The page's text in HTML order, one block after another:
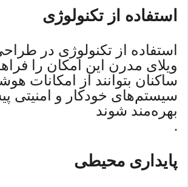
استفاده از تکنولوژی
استفاده از تکنولوژی در
ویلای مدرن این امکان را
ساکنان بتوانند از امکانات
سیستم‌های خودکار و امنیتی
بهره‌مند شوند
.
پایداری محیطی